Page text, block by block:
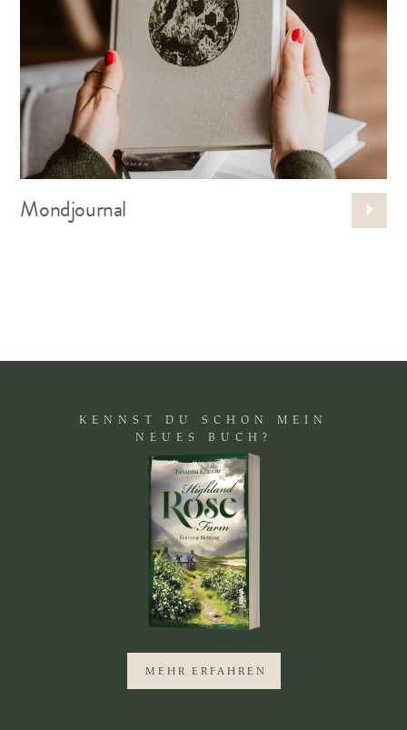
Mond­journal
KENNST DU SCHON MEIN
NEUES BUCH?
MEHR ERFAHREN